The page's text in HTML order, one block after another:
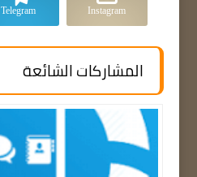
Instagram
Telegram
المشاركات الشائعة